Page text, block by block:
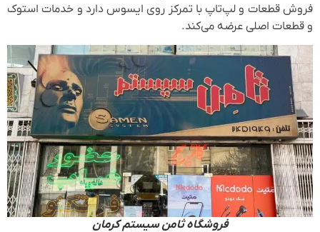
فروش قطعات و لپ‌تاپ با تمرکز روی ایسوس دارد و خدمات استوک
و قطعات اصلی عرضه می‌کند.
فروشگاه ثامن سیستم کرمان